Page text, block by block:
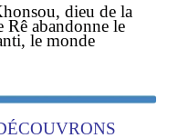
dieu de la
abandonne le
le monde